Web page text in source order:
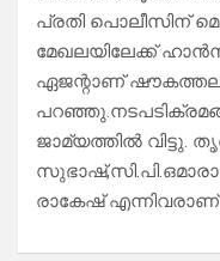
പ്രതി പൊലീസിന്
മേഖലയിലേക്ക്
ഏജന്റാണ്
ജാമ്യത്തിൽ
രാകേഷ്